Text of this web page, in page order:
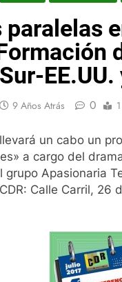
9 Años Atrás 0
un cabo un
a cargo del
Apasionaria
Calle Carril, 26